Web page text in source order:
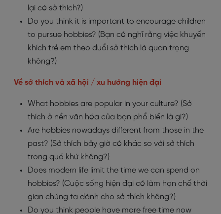
lại có sở thích?)
Do you think it is important to encourage children
to pursue hobbies? (Bạn có nghĩ rằng việc khuyến
khích trẻ em theo đuổi sở thích là quan trọng
không?)
Về sở thích và xã hội / xu hướng hiện đại
What hobbies are popular in your culture? (Sở
thích ở nền văn hóa của bạn phổ biến là gì?)
Are hobbies nowadays different from those in the
past? (Sở thích bây giờ có khác so với sở thích
trong quá khứ không?)
Does modern life limit the time we can spend on
hobbies? (Cuộc sống hiện đại có làm hạn chế thời
gian chúng ta dành cho sở thích không?)
Do you think people have more free time now